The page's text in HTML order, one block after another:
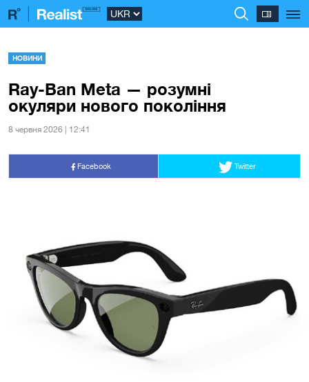
НОВИНИ
Ray-Ban Meta — розумні
окуляри нового покоління
8 червня 2026 | 12:41
Facebook Twitter